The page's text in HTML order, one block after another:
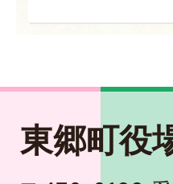
東郷町役